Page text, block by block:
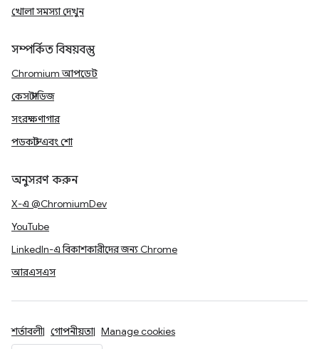
খোলা সমস্যা দেখুন
সম্পর্কিত বিষয়বস্তু
Chromium আপডেট
কেস স্টাডিজ
সংরক্ষণাগার
পডকাস্ট এবং শো
অনুসরণ করুন
X-এ @ChromiumDev
YouTube
LinkedIn-এ বিকাশকারীদের জন্য Chrome
আরএসএস
শর্তাবলী গোপনীয়তা Manage cookies